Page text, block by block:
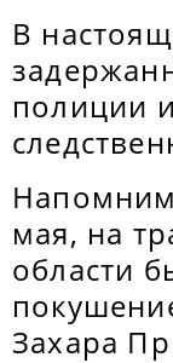
В
полиции
мая, на
области
Захара